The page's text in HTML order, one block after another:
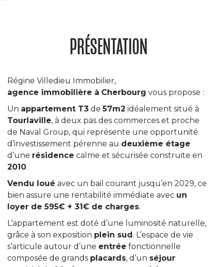
PRÉSENTATION
Régine Villedieu Immobilier,
agence immobilière à Cherbourg vous propose :
Un appartement T3 de57m2 idéalement situé à
Tourlaville, à deux pas des commerces et proche
de Naval Group, qui représente une opportunité
d’investissement pérenne au deuxième étage
d’une résidence calme et sécurisée construite en
2010.
Vendu loué avec un bail courant jusqu’en 2029, ce
bien assure une rentabilité immédiate avec un
loyer de 595€ + 31€ de charges.
L’appartement est doté d’une luminosité naturelle,
grâce à son exposition plein sud. L’espace de vie
s’articule autour d’une entrée fonctionnelle
composée de grands placards, d’un séjour